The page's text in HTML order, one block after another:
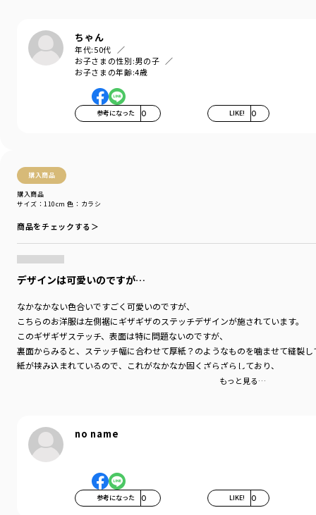
ちゃん
年代:50代
お子さまの性別:男の子
お子さまの年齢:4歳
参考になった 0 LIKE! 0
購入商品
購入商品
サイズ：110cm 色：カラシ
商品をチェックする＞
デザインは可愛いのですが…
なかなかない色合いですごく可愛いのですが、
こちらのお洋服は左側裾にギザギザのステッチデザインが施されています。
このギザギザステッチ、表面は特に問題ないのですが、
裏面からみると、ステッチ幅に合わせて厚紙？のようなものを噛ませて縫製し
紙が挟み込まれているので、これがなかなか固くざらざらしており、
全体デザインはすごく可愛くて気に入っているのに…
このステッチはいらないのでは…と思ってしまいました。
もっと見る…
no name
参考になった 0 LIKE! 0
ナチュラルとは
やさしいカラー・風合いを意味するだけでなく
ありのままで、自分らしく、自然体の日常を楽しむスタイル
時代を反映しながら変化し続ける
韓国子供服に着想を得て
SNSに流れるお悩みやニーズに寄り添いながら
性別やアイテム、デザインの垣根なく楽しめる
-----
透け感：ややあり
伸縮性：あり
＃abityselect#アビティセレクト＃アビティ
#韓国子供服 #韓国子ども服
#子供服 #子ども服 #キッズコーデ
＃おとこのこ＃おとこのこコーデ
＃おんなのこ＃おんなのこコーデ
#女の子服 #女の子ママ #女の子コーデ
#キッズコーデ
#プチプラファッション #プチプラ子供服
#夏コレクション #夏服 #キッズ夏服
#summer #summercollection #newcollection
＃90cm＃100cm＃110cm＃120cm#130cm